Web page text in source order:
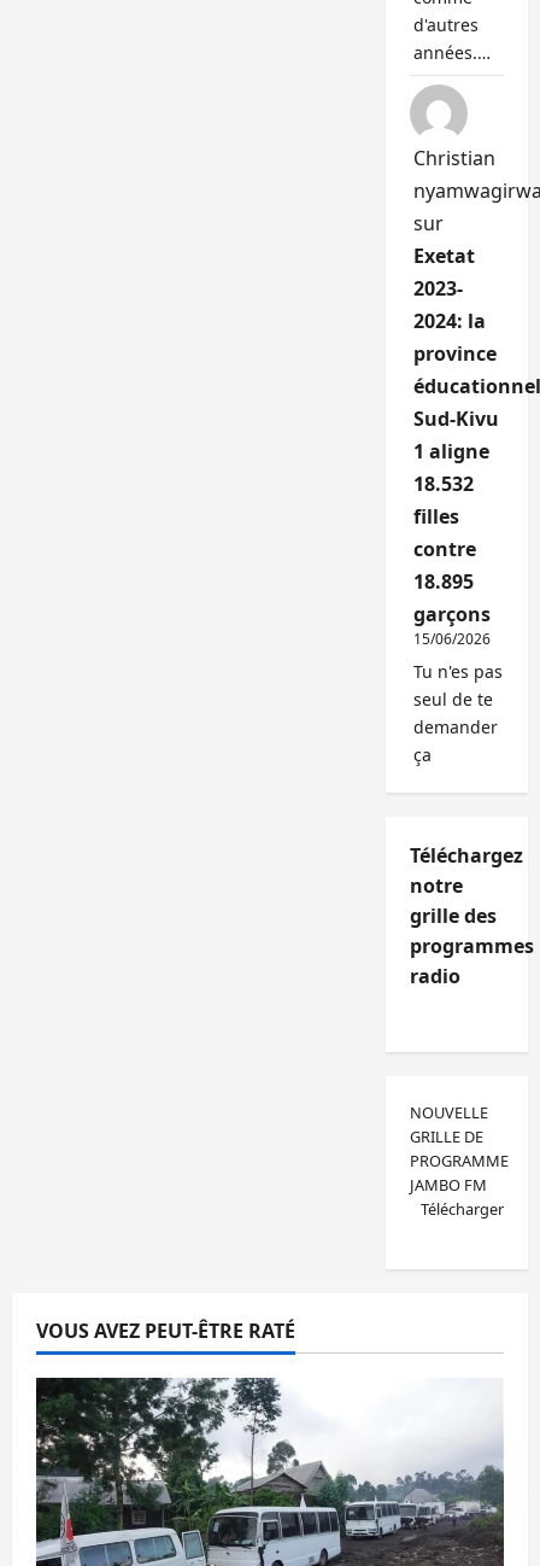
d'autres
années.…
Christian
sur
Exetat
2023-
2024: la
province
Sud-Kivu
1 aligne
18.532
filles
contre
18.895
garçons
15/06/2026
Tu n'es pas
seul de te
demander
ça
Téléchargez
notre
grille des
programmes
radio
NOUVELLE
GRILLE DE
PROGRAMME
JAMBO FM
Télécharger
VOUS AVEZ PEUT-ÊTRE RATÉ